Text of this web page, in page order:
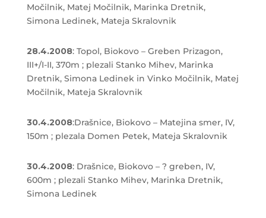
Močilnik, Matej Močilnik, Marinka Dretnik,
Simona Ledinek, Mateja Skralovnik
28.4.2008: Topol, Biokovo – Greben Prizagon,
III+/I-II, 370m ; plezali Stanko Mihev, Marinka
Dretnik, Simona Ledinek in Vinko Močilnik, Matej
Močilnik, Mateja Skralovnik
30.4.2008:Drašnice, Biokovo – Matejina smer, IV,
150m ; plezala Domen Petek, Mateja Skralovnik
30.4.2008: Drašnice, Biokovo – ? greben, IV,
600m ; plezali Stanko Mihev, Marinka Dretnik,
Simona Ledinek